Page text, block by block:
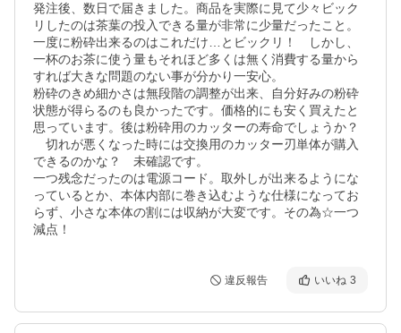
発注後、数日で届きました。商品を実際に見て少々ビック
リしたのは茶葉の投入できる量が非常に少量だったこと。
一度に粉砕出来るのはこれだけ…とビックリ！　しかし、
一杯のお茶に使う量もそれほど多くは無く消費する量から
すれば大きな問題のない事が分かり一安心。
粉砕のきめ細かさは無段階の調整が出来、自分好みの粉砕
状態が得らるのも良かったです。価格的にも安く買えたと
思っています。後は粉砕用のカッターの寿命でしょうか？
切れが悪くなった時には交換用のカッター刃単体が購入
できるのかな？　未確認です。
一つ残念だったのは電源コード。取外しが出来るようにな
っているとか、本体内部に巻き込むような仕様になってお
らず、小さな本体の割には収納が大変です。その為☆一つ
減点！
違反報告 いいね 3